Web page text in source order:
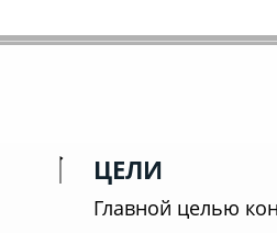
ЦЕЛИ
Главной целью